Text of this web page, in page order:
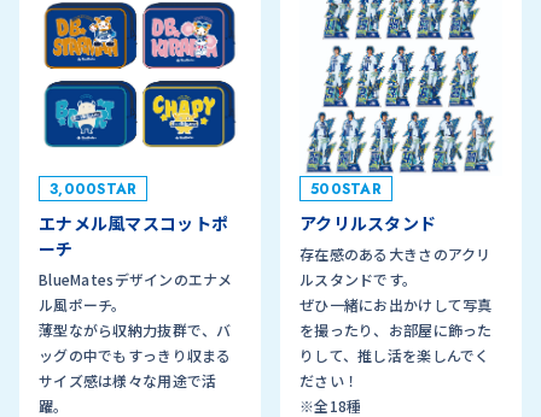
3,000STAR
エナメル風マスコットポ
ーチ
BlueMatesデザインのエナメ
ル風ポーチ。
薄型ながら収納力抜群で、バ
ッグの中でもすっきり収まる
サイズ感は様々な用途で活
躍。
500STAR
アクリルスタンド
存在感のある大きさのアクリ
ルスタンドです。
ぜひ一緒にお出かけして写真
を撮ったり、お部屋に飾った
りして、推し活を楽しんでく
ださい！
※全18種